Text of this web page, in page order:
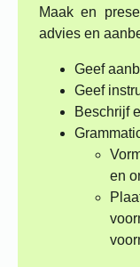
Maak en
advies en
Geef
Geef
Beschrijf
en